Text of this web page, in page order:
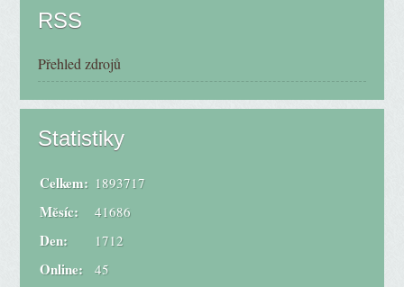
RSS
Přehled zdrojů
Statistiky
Online: 45
Celkem: 1893717
Měsíc: 41686
Den: 1712